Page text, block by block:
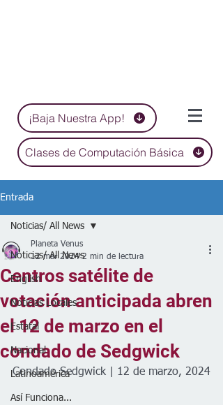
¡Baja Nuestra App!
Clases de Computación Básica
Entrada
Noticias/ All News
English
Noticias Locales
Estatal
Nacional
Latinoamérica
Así Funciona...
Noticias/ All News
Centros satélite de
votación anticipada abren
el 12 de marzo en el
condado de Sedgwick
Planeta Venus
12 mar 2024 2 min de lectura
Condado Sedgwick | 12 de marzo, 2024